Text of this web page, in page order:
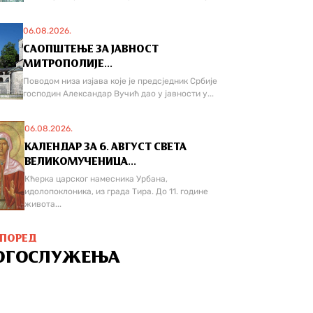
06.08.2026.
САОПШТЕЊЕ ЗА ЈАВНОСТ
МИТРОПОЛИЈЕ...
Поводом низа изјава које је предсједник Србије
господин Александар Вучић дао у јавности у...
06.08.2026.
КАЛЕНДАР ЗА 6. АВГУСТ СВЕТА
ВЕЛИКОМУЧЕНИЦА...
Кћерка царског намесника Урбана,
идолопоклоника, из града Тира. До 11. године
живота...